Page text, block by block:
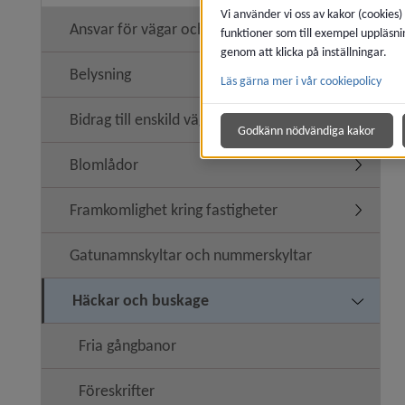
Ansvar för vägar och gator
Belysning
Bidrag till enskild väg
Blomlådor
Framkomlighet kring fastigheter
Gatunamnskyltar och nummerskyltar
Häckar och buskage
Fria gångbanor
Föreskrifter
Vi använder vi oss av kakor
funktioner som till exempel
genom att klicka på inställningar.
Läs gärna mer i vår cookiepolicy
Godkänn nödvändiga kakor